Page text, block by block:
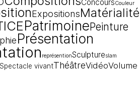
ConcoursCouleur
ExpositionsMatérialité
PatrimoinePeinture
Présentation
représentionSculptureslam
Spectacle vivantThéâtreVidéoVolume